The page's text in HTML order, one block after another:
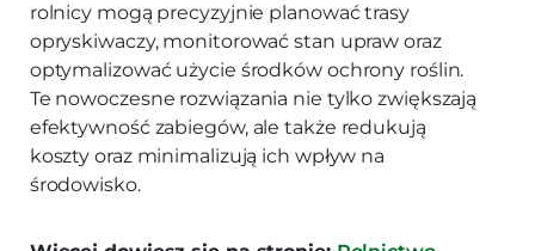
rolnicy mogą precyzyjnie planować trasy
opryskiwaczy, monitorować stan upraw oraz
optymalizować użycie środków ochrony roślin.
Te nowoczesne rozwiązania nie tylko zwiększają
efektywność zabiegów, ale także redukują
koszty oraz minimalizują ich wpływ na
środowisko.